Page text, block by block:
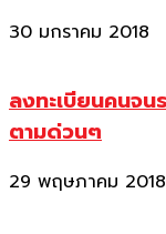
30 มกราคม 2018
ลงทะเบียนคนจน
ตามด่วนๆ
29 พฤษภาคม 2018